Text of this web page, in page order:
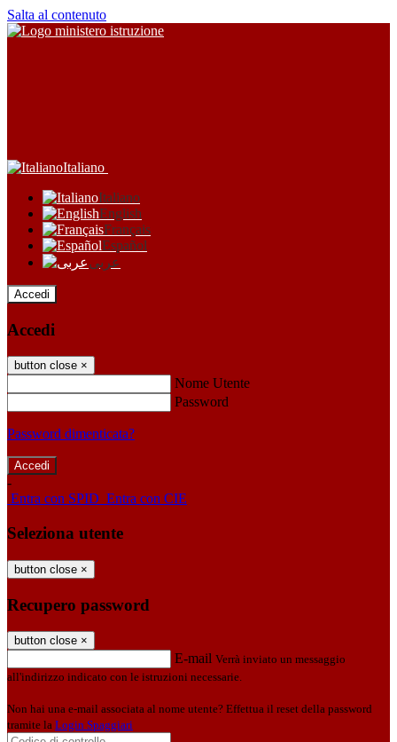
Salta al contenuto
Italiano
Italiano
English
Français
Español
عربى
Accedi
Accedi
button close ×
Nome Utente
Password
Password dimenticata?
-
Entra con SPID Entra con CIE
Seleziona utente
button close ×
Recupero password
button close ×
E-mail Verrà inviato un messaggio
all'indirizzo indicato con le istruzioni necessarie.
Non hai una e-mail associata al nome utente? Effettua il reset della password
tramite la Login Spaggiari